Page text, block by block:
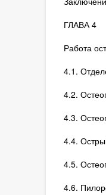
ГЛАВА 4
Работа
4.1.
4.2.
4.3.
4.4.
4.5.
4.6.